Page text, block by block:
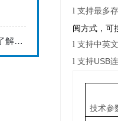
离心机使用注意事项你了解多少
l 支持最多
阅方式，可
l 支持中英
l 支持USB
技术参